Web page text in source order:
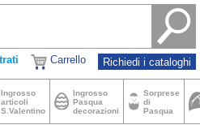
Carrello Richiedi i cataloghi
Ingrosso
articoli
S.Valentino
Ingrosso
Pasqua
decorazioni
Sorprese
di
Pasqua